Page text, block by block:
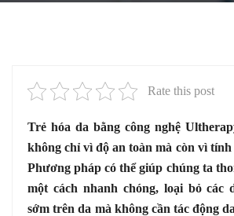
Rate this post
Trẻ hóa da bằng công nghệ
không chỉ vì độ an toàn mà còn vì
Phương pháp có thể giúp chúng ta
một cách nhanh chóng, loại bỏ các
sớm trên da mà không cần tác động